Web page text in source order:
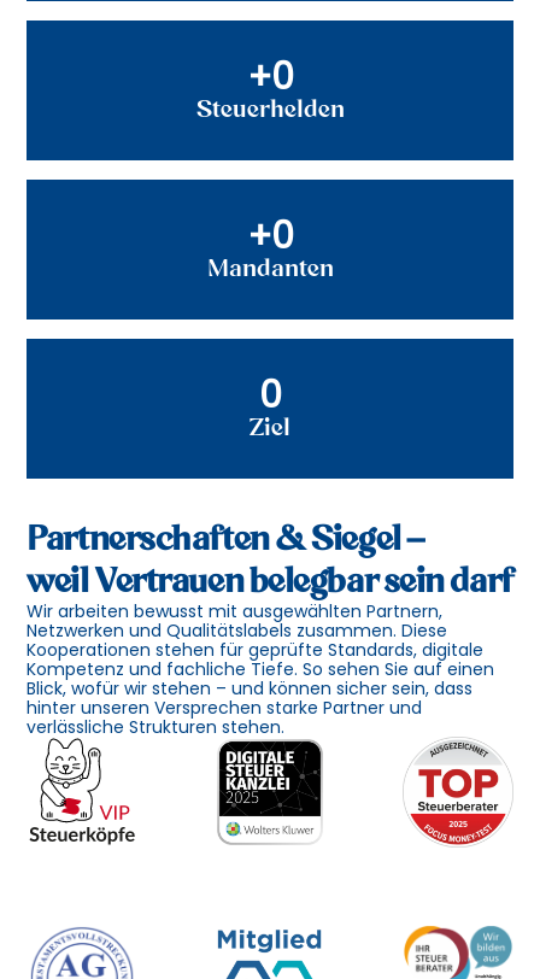
Steuerhelden
+0
Mandanten
+0
Ziel
0
Partnerschaften & Siegel –
weil Vertrauen belegbar sein darf
Wir arbeiten bewusst mit ausgewählten Partnern,
Netzwerken und Qualitätslabels zusammen. Diese
Kooperationen stehen für geprüfte Standards, digitale
Kompetenz und fachliche Tiefe. So sehen Sie auf einen
Blick, wofür wir stehen – und können sicher sein, dass
hinter unseren Versprechen starke Partner und
verlässliche Strukturen stehen.